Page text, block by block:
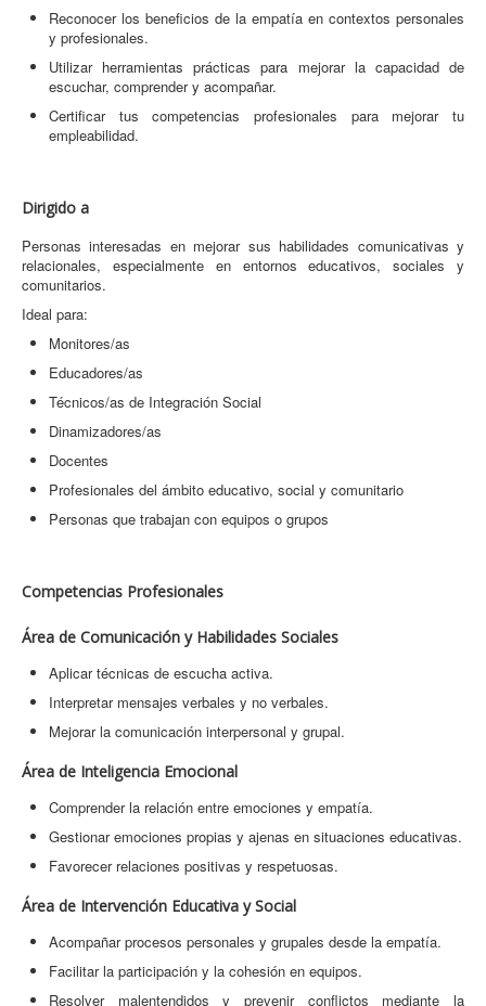
Reconocer los beneficios de la empatía en contextos personales
y profesionales.
Utilizar herramientas prácticas para mejorar la capacidad de
escuchar, comprender y acompañar.
Certificar tus competencias profesionales para mejorar tu
empleabilidad.
Dirigido a
Personas interesadas en mejorar sus habilidades comunicativas y
relacionales, especialmente en entornos educativos, sociales y
comunitarios.
Ideal para:
Monitores/as
Educadores/as
Técnicos/as de Integración Social
Dinamizadores/as
Docentes
Profesionales del ámbito educativo, social y comunitario
Personas que trabajan con equipos o grupos
Competencias Profesionales
Área de Comunicación y Habilidades Sociales
Aplicar técnicas de escucha activa.
Interpretar mensajes verbales y no verbales.
Mejorar la comunicación interpersonal y grupal.
Área de Inteligencia Emocional
Comprender la relación entre emociones y empatía.
Gestionar emociones propias y ajenas en situaciones educativas.
Favorecer relaciones positivas y respetuosas.
Área de Intervención Educativa y Social
Acompañar procesos personales y grupales desde la empatía.
Facilitar la participación y la cohesión en equipos.
Resolver malentendidos y prevenir conflictos mediante la